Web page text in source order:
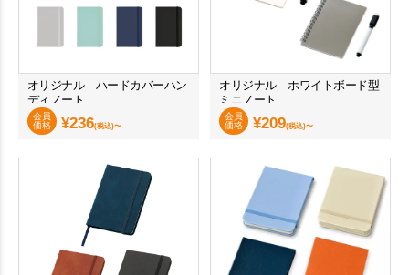
オリジナル ハードカバーハン
ディノート
会員
価格
¥236(税込)〜
オリジナル ホワイトボード型
ミニノート
会員
価格
¥209(税込)〜